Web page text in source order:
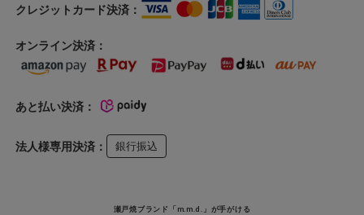
クレジットカード決済：
オンライン決済：
あと払い決済：
法人様専用決済： 銀行振込
瀬戸焼ブランド「m.m.d.」が手がける